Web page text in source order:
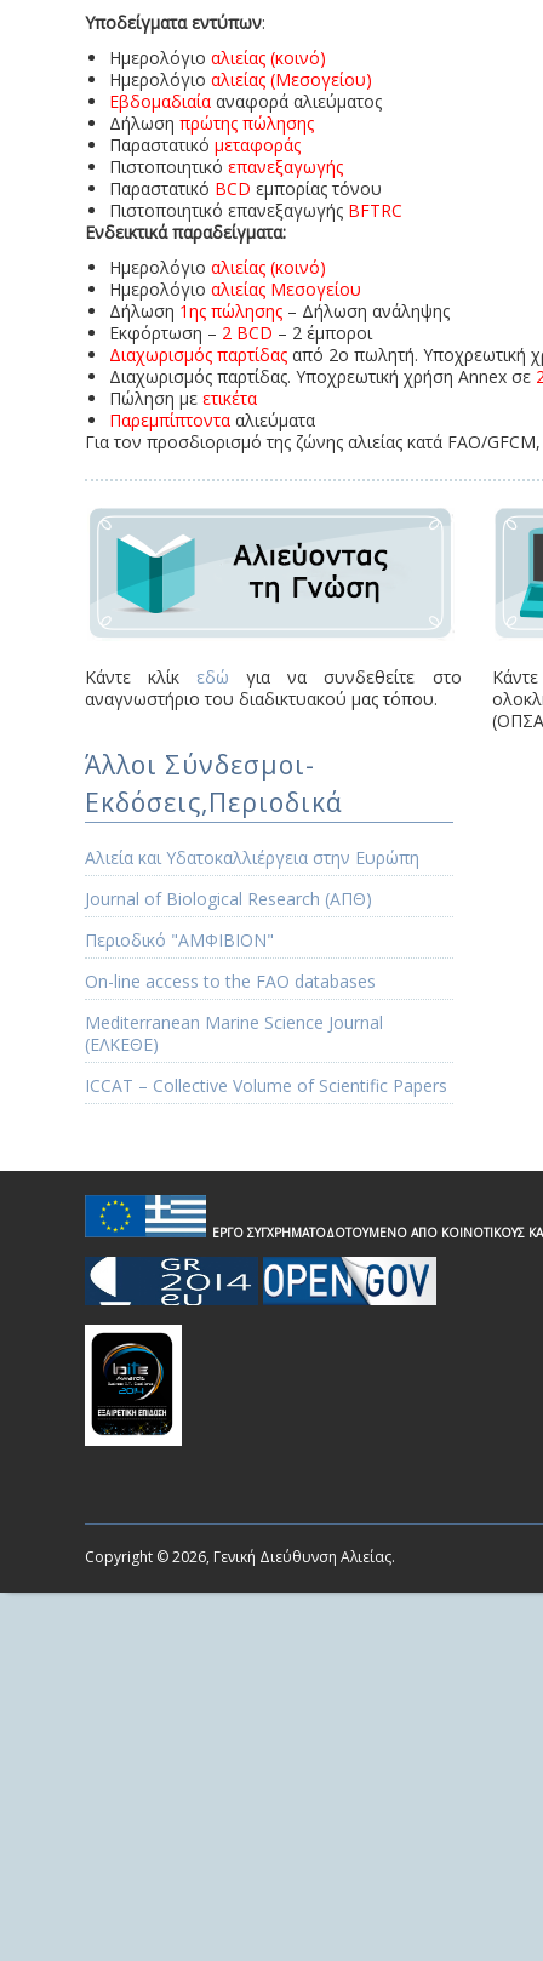
Υποδείγματα εντύπων:
Ημερολόγιο αλιείας (κοινό)
Ημερολόγιο αλιείας (Μεσογείου)
Εβδομαδιαία αναφορά αλιεύματος
Δήλωση πρώτης πώλησης
Παραστατικό μεταφοράς
Πιστοποιητικό επανεξαγωγής
Παραστατικό BCD εμπορίας τόνου
Πιστοποιητικό επανεξαγωγής BFTRC
Ενδεικτικά παραδείγματα:
Ημερολόγιο αλιείας (κοινό)
Ημερολόγιο αλιείας Μεσογείου
Δήλωση 1ης πώλησης – Δήλωση ανάληψης
Εκφόρτωση – 2 BCD – 2 έμποροι
Διαχωρισμός παρτίδας από 2ο πωλητή. Υποχρεωτική
Διαχωρισμός παρτίδας. Υποχρεωτική χρήση Annex σε
Πώληση με ετικέτα
Παρεμπίπτοντα αλιεύματα
Για τον προσδιορισμό της ζώνης αλιείας κατά FAO/
Κάντε κλίκ εδώ για να συνδεθείτε στο
αναγνωστήριο του διαδικτυακού μας τόπου.
Κάντε
Άλλοι Σύνδεσμοι-
Εκδόσεις,Περιοδικά
Αλιεία και Υδατοκαλλιέργεια στην Ευρώπη
Journal of Biological Research (ΑΠΘ)
Περιοδικό "ΑΜΦΙΒΙΟΝ"
Οn-line access to the FAO databases
Mediterranean Marine Science Journal
(ΕΛΚΕΘΕ)
ICCAT – Collective Volume of Scientific Papers
ΕΡΓΟ ΣΥΓΧΡΗΜΑΤΟΔΟΤΟΥΜΕΝΟ ΑΠΟ ΚΟΙΝΟΤΙΚΟΥΣ
Copyright © 2026, Γενική Διεύθυνση Αλιείας.